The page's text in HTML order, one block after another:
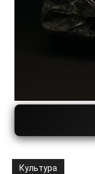
Культура